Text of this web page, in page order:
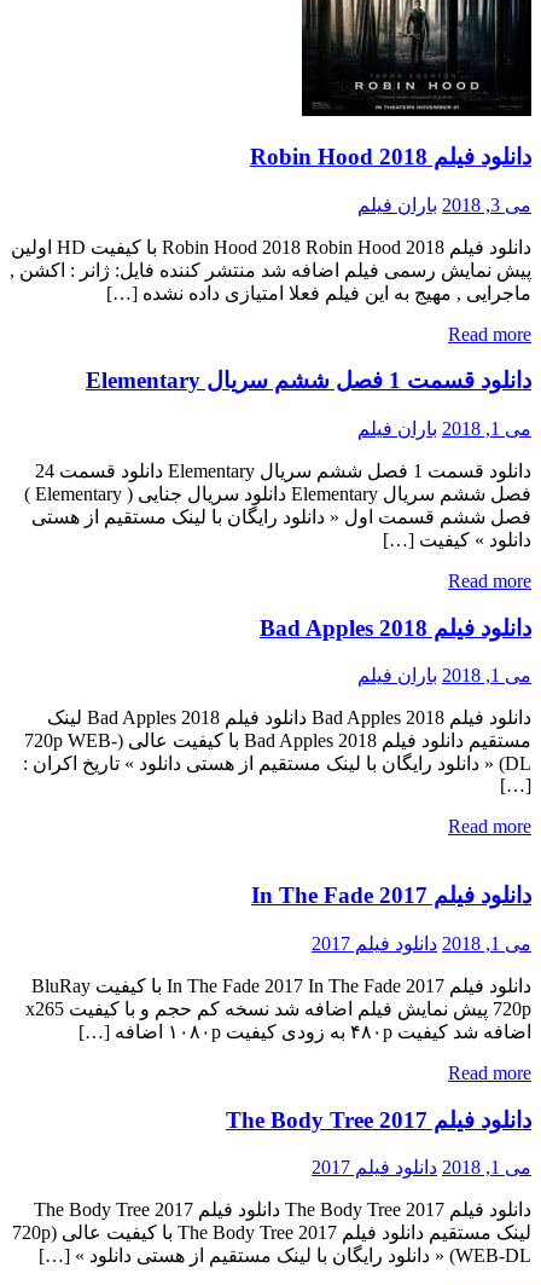
دانلود فیلم Robin Hood 2018
می 3, 2018 باران فیلم
دانلود فیلم Robin Hood 2018 Robin Hood 2018 با کیفیت HD اولین
پیش نمایش رسمی فیلم اضافه شد منتشر کننده فایل: ژانر : اکشن ,
ماجرایی , مهیج به این فیلم فعلا امتیازی داده نشده […]
Read more
دانلود قسمت 1 فصل ششم سریال Elementary
می 1, 2018 باران فیلم
دانلود قسمت 1 فصل ششم سریال Elementary دانلود قسمت 24
فصل ششم سریال Elementary دانلود سریال جنایی ( Elementary )
فصل ششم قسمت اول « دانلود رایگان با لینک مستقیم از هستی
دانلود » کیفیت […]
Read more
دانلود فیلم Bad Apples 2018
می 1, 2018 باران فیلم
دانلود فیلم Bad Apples 2018 دانلود فیلم Bad Apples 2018 لینک
مستقیم دانلود فیلم Bad Apples 2018 با کیفیت عالی (720p WEB-
DL) « دانلود رایگان با لینک مستقیم از هستی دانلود » تاریخ اکران :
[…]
Read more
دانلود فیلم In The Fade 2017
می 1, 2018 دانلود فیلم 2017
دانلود فیلم In The Fade 2017 In The Fade 2017 با کیفیت BluRay
720p پیش نمایش فیلم اضافه شد نسخه کم حجم و با کیفیت x265
اضافه شد کیفیت ۴۸۰p به زودی کیفیت ۱۰۸۰p اضافه […]
Read more
دانلود فیلم The Body Tree 2017
می 1, 2018 دانلود فیلم 2017
دانلود فیلم The Body Tree 2017 دانلود فیلم The Body Tree 2017
لینک مستقیم دانلود فیلم The Body Tree 2017 با کیفیت عالی (720p
WEB-DL) « دانلود رایگان با لینک مستقیم از هستی دانلود » […]